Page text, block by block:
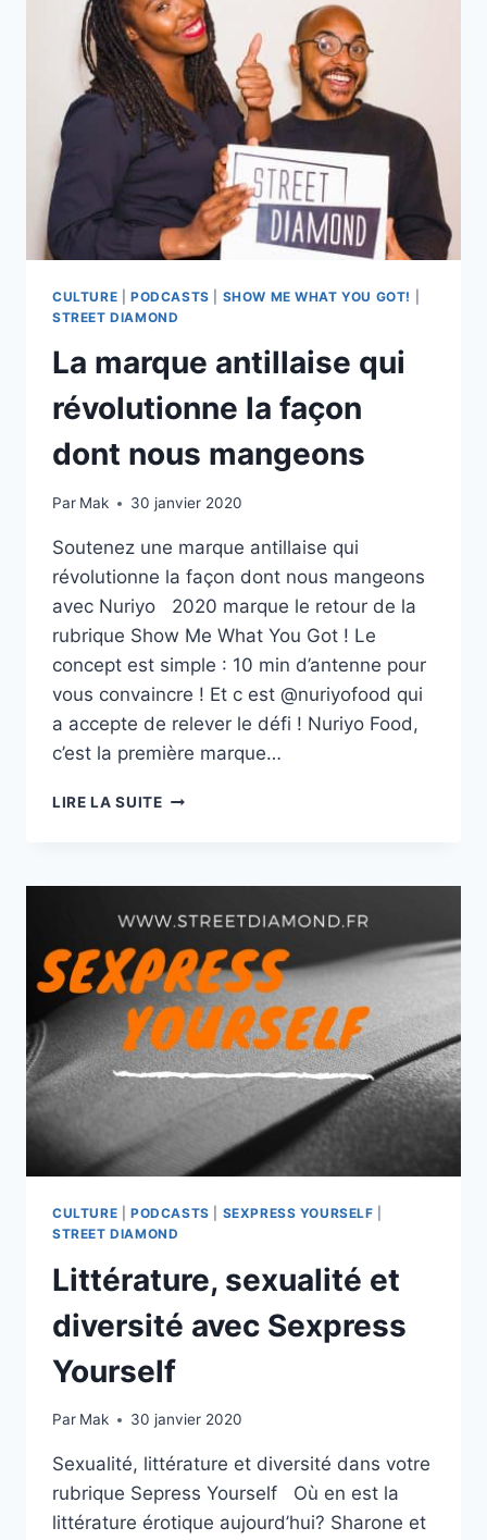
COUPLE
ANTILLAIS
AVEC
ASNA
ZULU
CULTURE PODCASTS SHOW ME WHAT YOU GOT!
STREET DIAMOND
La marque antillaise qui
révolutionne la façon
dont nous mangeons
Par Mak 30 janvier 2020
Soutenez une marque antillaise qui
révolutionne la façon dont nous mangeons
avec Nuriyo 2020 marque le retour de la
rubrique Show Me What You Got ! Le
concept est simple : 10 min d’antenne pour
vous convaincre ! Et c est @nuriyofood qui
a accepte de relever le défi ! Nuriyo Food,
c’est la première marque…
LIRE LA SUITELA
RÉVOLUTIONNE
LA
FAÇON
DONT
NOUS
MANGEONS
CULTURE PODCASTS SEXPRESS YOURSELF
STREET DIAMOND
Littérature, sexualité et
diversité avec Sexpress
Yourself
Par Mak 30 janvier 2020
Sexualité, littérature et diversité dans votre
rubrique Sepress Yourself Où en est la
littérature érotique aujourd’hui? Sharone et